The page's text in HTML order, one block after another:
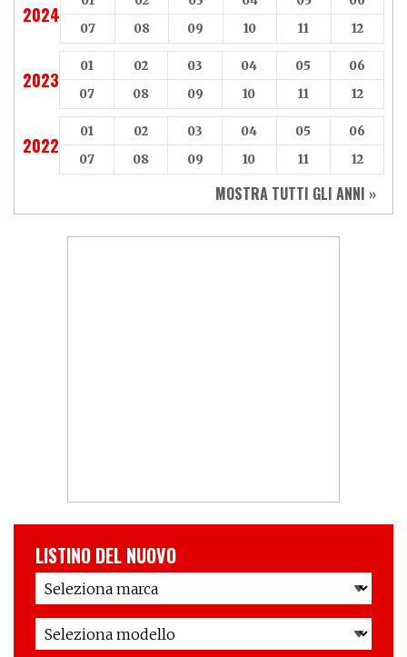
2024
07
08 09 10 11 12
2023
01 02 03 04 05
06
07
08 09 10 11 12
2022
01 02 03 04 05
06
07
08 09 10 11 12
MOSTRA TUTTI GLI ANNI »
LISTINO DEL NUOVO